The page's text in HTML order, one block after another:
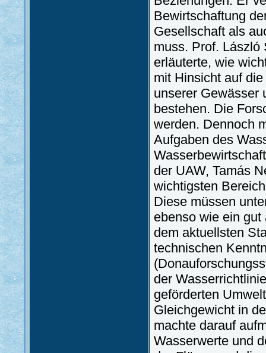
Bewirtschaftung
Gesellschaft als
muss. Prof. László
erläuterte, wie
mit Hinsicht auf
unserer Gewässer
bestehen. Die
werden. Dennoch
Aufgaben des
der UAW, Tamás
wichtigsten
Diese müssen
ebenso wie ein
dem aktuellsten
technischen
der
geförderten
Gleichgewicht in
machte darauf
Wasserwerte und